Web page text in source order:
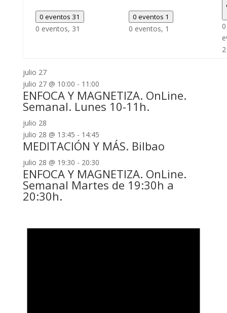
0 eventos 31
0 eventos, 31
0 eventos 1
0 eventos, 1
0
2
julio 27
julio 27 @ 10:00 - 11:00
ENFOCA Y MAGNETIZA. OnLine.
Semanal. Lunes 10-11h.
julio 28
julio 28 @ 13:45 - 14:45
MEDITACIÓN Y MÁS. Bilbao
julio 28 @ 19:30 - 20:30
ENFOCA Y MAGNETIZA. OnLine.
Semanal Martes de 19:30h a
20:30h.